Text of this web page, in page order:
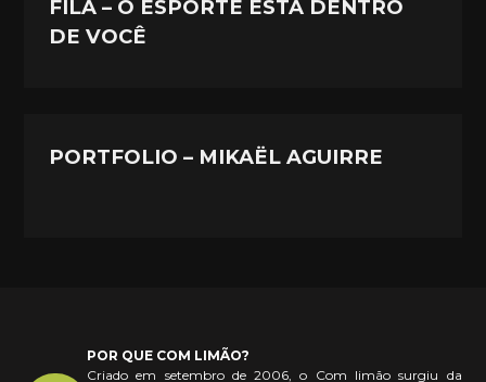
FILA – O ESPORTE ESTÁ DENTRO
DE VOCÊ
PORTFOLIO – MIKAËL AGUIRRE
POR QUE COM LIMÃO?
Criado em setembro de 2006, o Com limão surgiu da